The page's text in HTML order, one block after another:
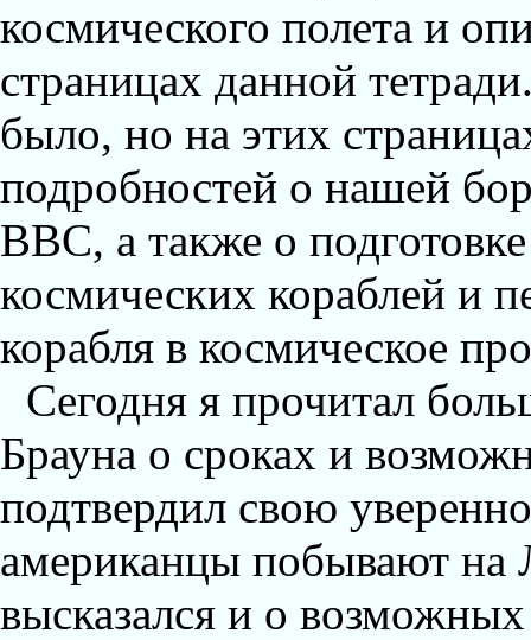
космического полета и
страницах данной
было, но на этих
подробностей о нашей
ВВС, а также о
космических кораблей и
корабля в космическое
Сегодня я прочитал
Брауна о сроках и
подтвердил свою
американцы побывают на
высказался и о